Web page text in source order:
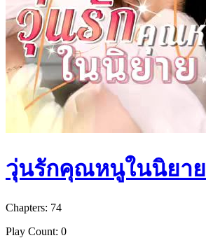
วุ่นรักคุณหนูในนิยาย
Chapters: 74
Play Count: 0